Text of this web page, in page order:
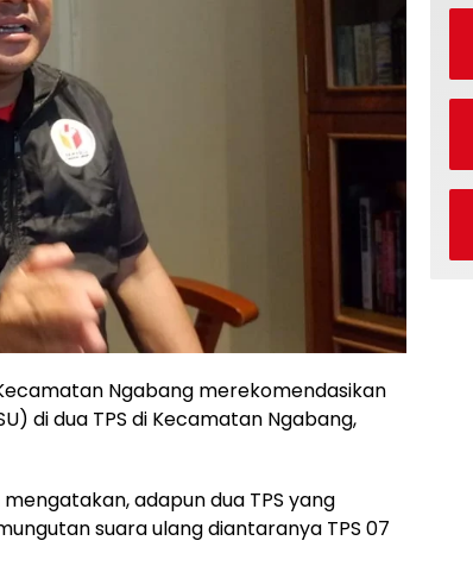
Ngabang merekomendasikan
di dua TPS di Kecamatan Ngabang,
adapun dua TPS yang
suara ulang diantaranya TPS 07